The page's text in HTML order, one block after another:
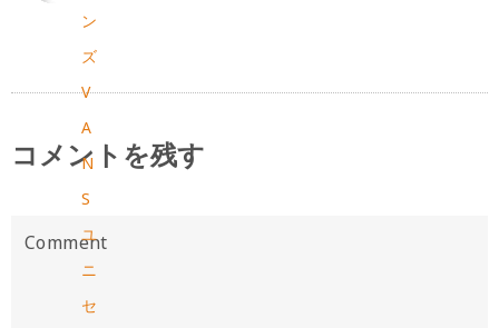
ン
ズ
V
A
N
S
ユ
ニ
セ
コメントを残す